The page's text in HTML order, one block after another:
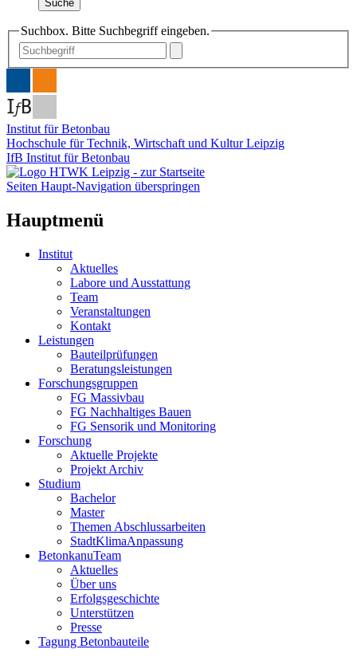
Suche
Suchbox. Bitte Suchbegriff eingeben.
Institut für Betonbau
Hochschule für Technik, Wirtschaft und Kultur Leipzig
IfB Institut für Betonbau
Seiten Haupt-Navigation überspringen
Hauptmenü
Institut
Aktuelles
Labore und Ausstattung
Team
Veranstaltungen
Kontakt
Leistungen
Bauteilprüfungen
Beratungsleistungen
Forschungsgruppen
FG Massivbau
FG Nachhaltiges Bauen
FG Sensorik und Monitoring
Forschung
Aktuelle Projekte
Projekt Archiv
Studium
Bachelor
Master
Themen Abschlussarbeiten
StadtKlimaAnpassung
BetonkanuTeam
Aktuelles
Über uns
Erfolgsgeschichte
Unterstützen
Presse
Tagung Betonbauteile